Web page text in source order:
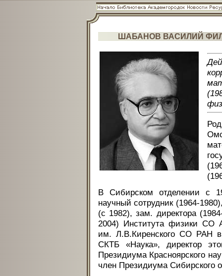
ШАБАНОВ ВАСИЛИЙ
В Сибирском отделении с
научный сотрудник (1964-
(с 1982), зам. директора
2004) Института физики
им. Л.В.Киренского СО РАН в
СКТБ «Наука», директор
Президиума Красноярского
член Президиума Сибирского